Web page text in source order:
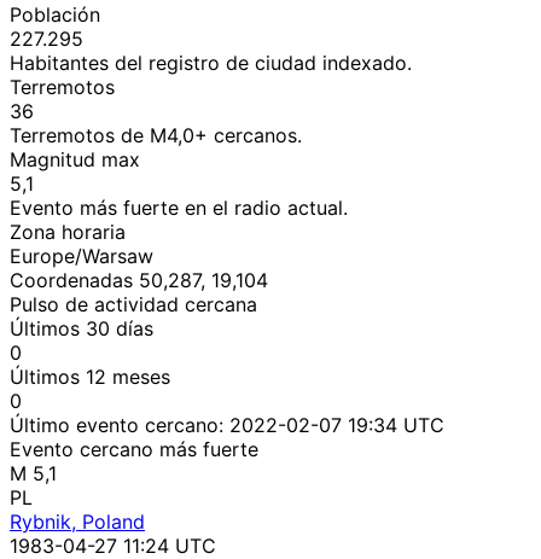
Población
227.295
Habitantes del registro de ciudad indexado.
Terremotos
36
Terremotos de M4,0+ cercanos.
Magnitud max
5,1
Evento más fuerte en el radio actual.
Zona horaria
Europe/Warsaw
Coordenadas 50,287, 19,104
Pulso de actividad cercana
Últimos 30 días
0
Últimos 12 meses
0
Último evento cercano: 2022-02-07 19:34 UTC
Evento cercano más fuerte
M 5,1
PL
Rybnik, Poland
1983-04-27 11:24 UTC